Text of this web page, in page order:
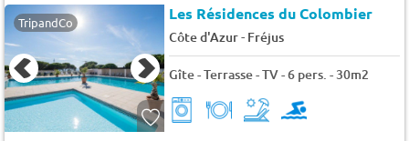
TripandCo Les Résidences du Colombier
Côte d'Azur- Fréjus
Gîte - Terrasse - TV - 6 pers. - 30m2